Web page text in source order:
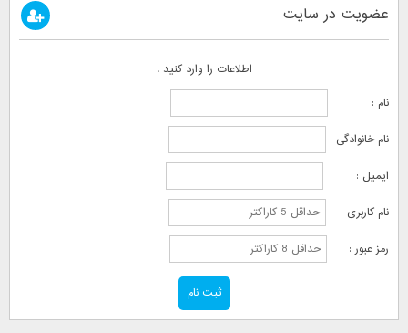
عضویت در سایت
اطلاعات را وارد کنید .
نام :
نام خانوادگی :
ایمیل :
نام کاربری :
رمز عبور :